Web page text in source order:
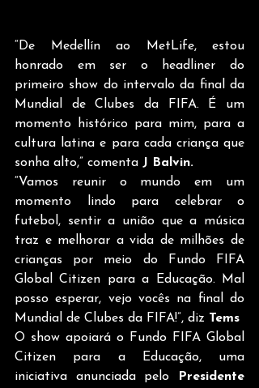
“De Medellín ao MetLife, estou
honrado em ser o headliner do
primeiro show do intervalo da final da
Mundial de Clubes da FIFA. É um
momento histórico para mim, para a
cultura latina e para cada criança que
sonha alto,” comenta J Balvin.
“Vamos reunir o mundo em um
momento lindo para celebrar o
futebol, sentir a união que a música
traz e melhorar a vida de milhões de
crianças por meio do Fundo FIFA
Global Citizen para a Educação. Mal
posso esperar, vejo vocês na final do
Mundial de Clubes da FIFA!”, diz Tems
O show apoiará o Fundo FIFA Global
Citizen para a Educação, uma
iniciativa anunciada pelo
Presidente